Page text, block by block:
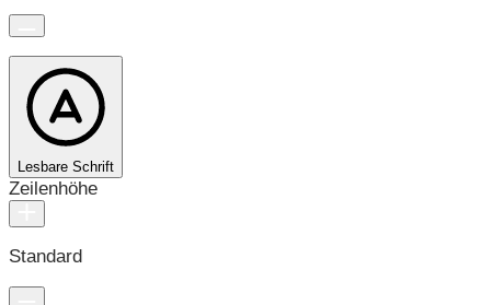
Lesbare Schrift
Zeilenhöhe
Standard